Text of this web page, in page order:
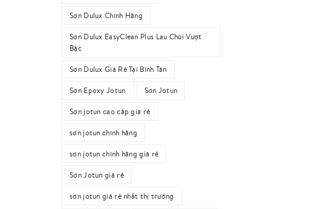
Sơn Dulux Chính Hãng
Sơn Dulux EasyClean Plus Lau Chùi Vượt
Bậc
Sơn Dulux Giá Rẻ Tại Bình Tân
Sơn Epoxy Jotun Sơn Jotun
Sơn jotun cao cấp giá rẻ
sơn jotun chính hãng
sơn jotun chính hãng giá rẻ
Sơn Jotun giá rẻ
sơn jotun giá rẻ nhất thị trường